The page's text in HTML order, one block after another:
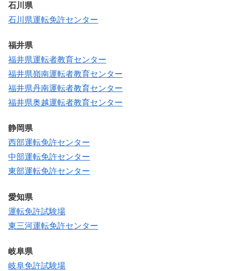
石川県
石川県運転免許センター
福井県
福井県運転者教育センター
福井県嶺南運転者教育センター
福井県丹南運転者教育センター
福井県奥越運転者教育センター
静岡県
西部運転免許センター
中部運転免許センター
東部運転免許センター
愛知県
運転免許試験場
東三河運転免許センター
岐阜県
岐阜免許試験場